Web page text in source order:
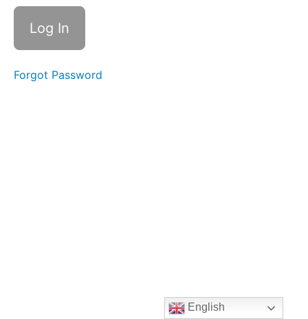
Forgot Password
English